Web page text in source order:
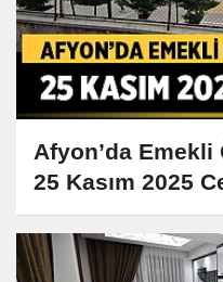
Afyon’da Emekli
25 Kasım 2025